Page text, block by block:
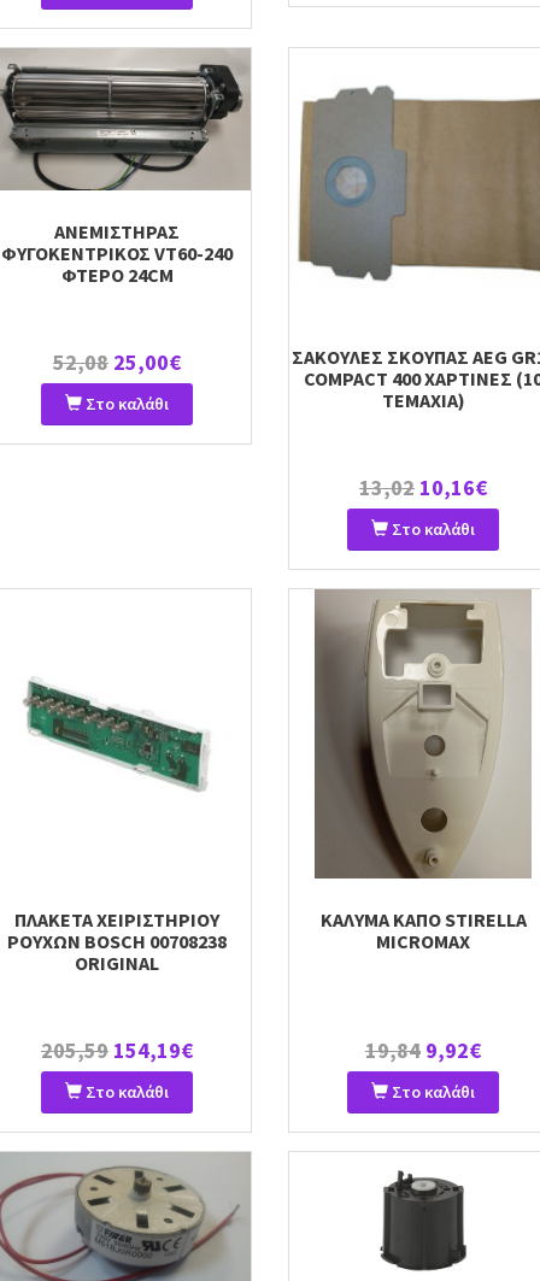
ΑΝΕΜΙΣΤΗΡΑΣ
ΦΥΓΟΚΕΝΤΡΙΚΟΣ VT60-240
ΦΤΕΡΟ 24CM
52,08 25,00€
Στο καλάθι
ΣΑΚΟΥΛΕΣ ΣΚΟΥΠΑΣ AEG
COMPACT 400 ΧΑΡΤΙΝΕΣ
TEMAXIA)
13,02 10,16€
Στο καλάθι
ΠΛΑΚΕΤΑ ΧΕΙΡΙΣΤΗΡΙΟΥ
ΡΟΥΧΩΝ BOSCH 00708238
ORIGINAL
205,59 154,19€
Στο καλάθι
ΚΑΛΥΜΑ ΚΑΠΟ STIRELLA
MICROMAX
19,84 9,92€
Στο καλάθι